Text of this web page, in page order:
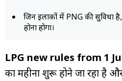
जिन इलाकों में PNG की सुविधा
होना होगा।
LPG new rules from 1
का महीना शुरू होने जा रहा है